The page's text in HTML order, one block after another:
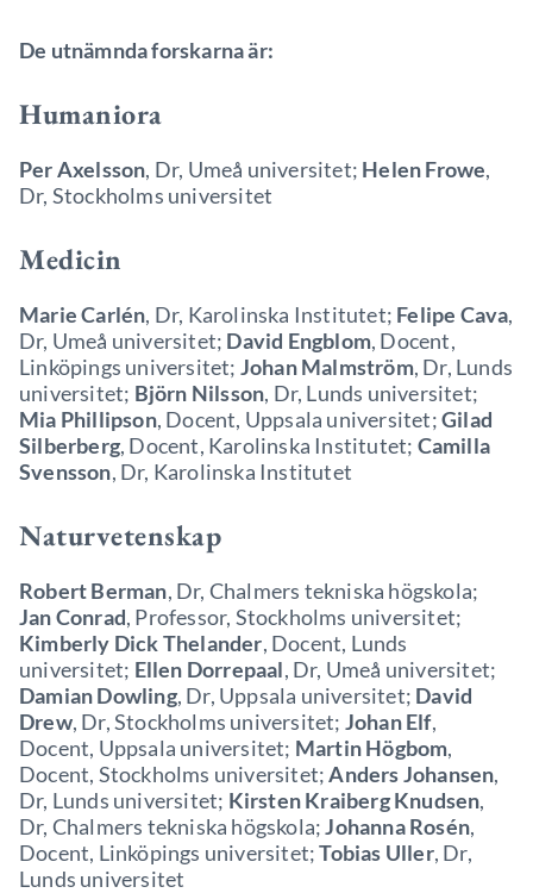
De utnämnda forskarna är:
Humaniora
Per Axelsson, Dr, Umeå universitet; Helen Frowe,
Dr, Stockholms universitet
Medicin
Marie Carlén, Dr, Karolinska Institutet; Felipe Cava,
Dr, Umeå universitet; David Engblom, Docent,
Linköpings universitet; Johan Malmström, Dr, Lunds
universitet; Björn Nilsson, Dr, Lunds universitet;
Mia Phillipson, Docent, Uppsala universitet;Gilad
Silberberg, Docent, Karolinska Institutet; Camilla
Svensson, Dr, Karolinska Institutet
Naturvetenskap
Robert Berman, Dr, Chalmers tekniska högskola;
Jan Conrad, Professor, Stockholms universitet;
Kimberly Dick Thelander, Docent, Lunds
universitet; Ellen Dorrepaal, Dr, Umeå universitet;
Damian Dowling, Dr, Uppsala universitet; David
Drew, Dr, Stockholms universitet; Johan Elf,
Docent, Uppsala universitet; Martin Högbom,
Docent, Stockholms universitet;Anders Johansen,
Dr, Lunds universitet; Kirsten KraibergKnudsen,
Dr, Chalmers tekniska högskola;Johanna Rosén,
Docent, Linköpings universitet;Tobias Uller, Dr,
Lunds universitet